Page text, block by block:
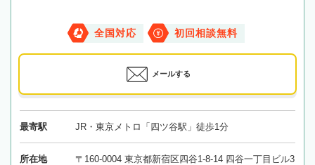
全国対応 初回相談無料
メールする
最寄駅 JR・東京メトロ「四ツ谷駅」徒歩1分
所在地
〒160-0004 東京都新宿区四谷1-8-14 四谷一丁目ビル3